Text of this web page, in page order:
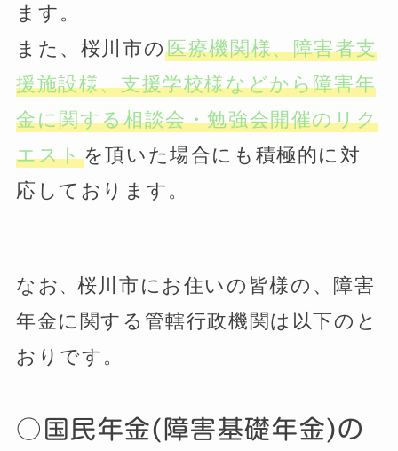
ます。
また、桜川市の医療機関様、障害者支
援施設様、支援学校様などから障害年
金に関する相談会・勉強会開催のリク
エストを頂いた場合にも積極的に対
応しております。
なお 、 桜川市にお住いの皆様の、障害
年金に関する管轄行政機関は以下のと
おりです。
○国民年金(障害基礎年金)の